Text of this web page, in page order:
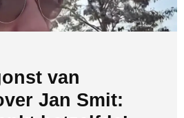
van
Jan Smit: